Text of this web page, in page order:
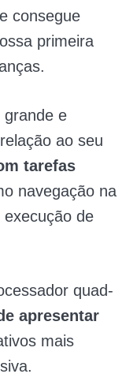
consegue
primeira
grande e
ao seu
tarefas
navegação na
de
quad-
apresentar
mais